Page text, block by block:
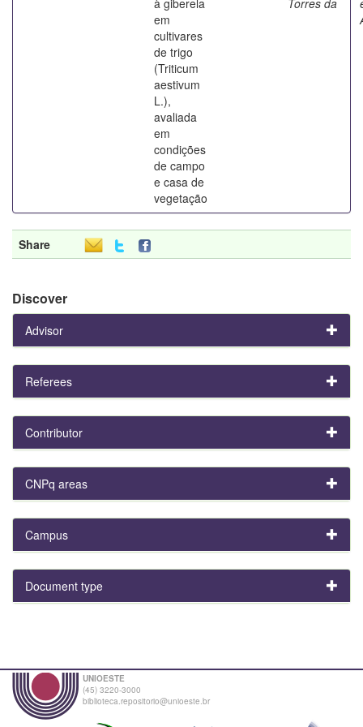
em
cultivares
de trigo
(Triticum
aestivum
L.),
avaliada
em
condições
de campo
e casa de
vegetação
Share
Discover
Advisor
Referees
Contributor
CNPq areas
Campus
Document type
UNIOESTE
(45) 3220-3000
biblioteca.repositorio@unioeste.br